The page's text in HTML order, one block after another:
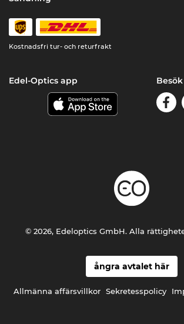
Kostnadsfri tur- och returfrakt
Edel-Optics app Besök
ångra avtalet här
Allmänna affärsvillkor Sekretesspolicy
© 2026, Edeloptics GmbH. Alla